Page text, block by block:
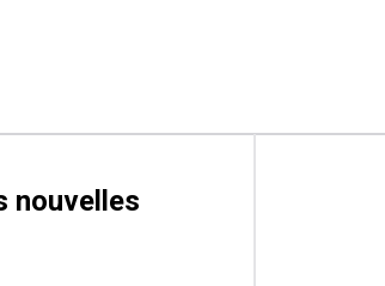
nouvelles